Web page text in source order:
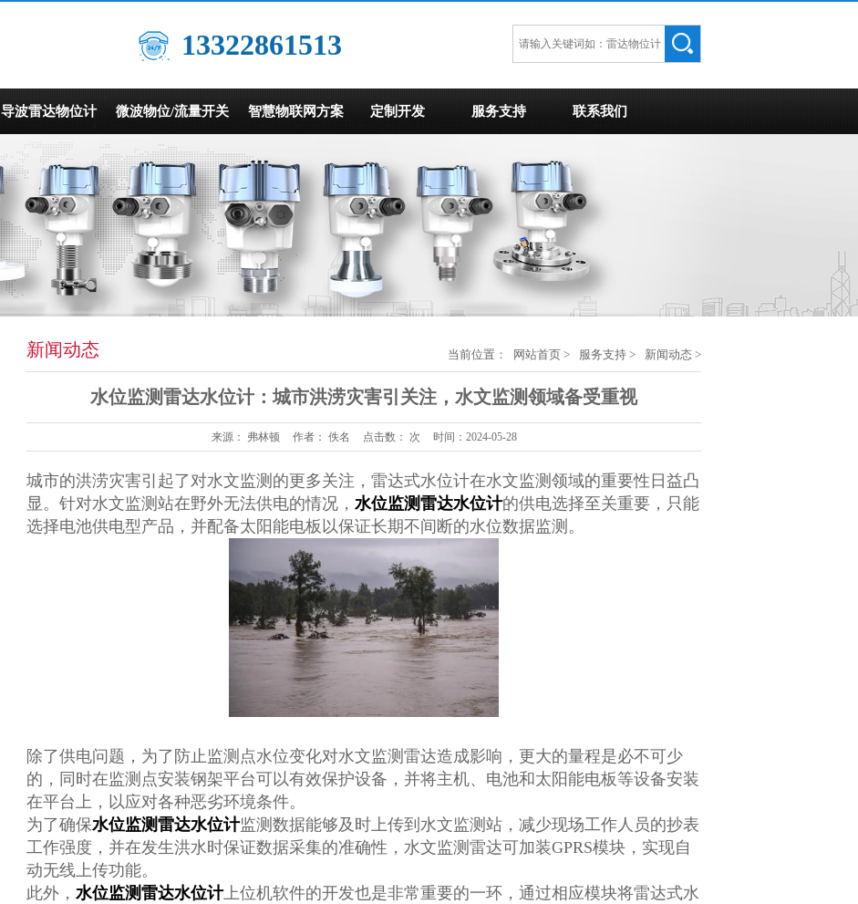
13322861513
导波雷达物位计 微波物位/流量开关 智慧物联网方案 定制开发 服务支持 联系我们
当前位置： 网站首页 > 服务支持 > 新闻动态 >
新闻动态
水位监测雷达水位计：城市洪涝灾害引关注，水文监测领域备受重视
来源： 弗林顿 作者： 佚名 点击数： 次 时间：2024-05-28
城市的洪涝灾害引起了对水文监测的更多关注，雷达式水位计在水文监测领域的重要性日益凸
显。针对水文监测站在野外无法供电的情况， 水位监测雷达水位计的供电选择至关重要，只能
选择电池供电型产品，并配备太阳能电板以保证长期不间断的水位数据监测。
除了供电问题，为了防止监测点水位变化对水文监测雷达造成影响，更大的量程是必不可少
的，同时在监测点安装钢架平台可以有效保护设备，并将主机、电池和太阳能电板等设备安装
在平台上，以应对各种恶劣环境条件。
为了确保水位监测雷达水位计监测数据能够及时上传到水文监测站，减少现场工作人员的抄表
工作强度，并在发生洪水时保证数据采集的准确性，水文监测雷达可加装GPRS模块，实现自
动无线上传功能。
此外， 水位监测雷达水位计上位机软件的开发也是非常重要的一环，通过相应模块将雷达式水